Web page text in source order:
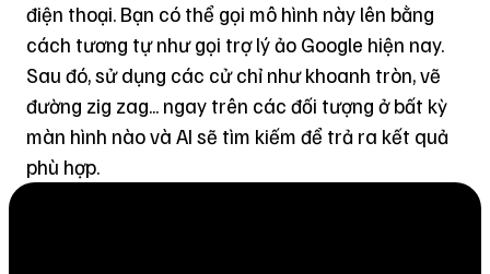
điện thoại. Bạn có thể gọi mô hình này lên bằng
cách tương tự như gọi trợ lý ảo Google hiện nay.
Sau đó, sử dụng các cử chỉ như khoanh tròn, vẽ
đường zig zag... ngay trên các đối tượng ở bất kỳ
màn hình nào và AI sẽ tìm kiếm để trả ra kết quả
phù hợp.